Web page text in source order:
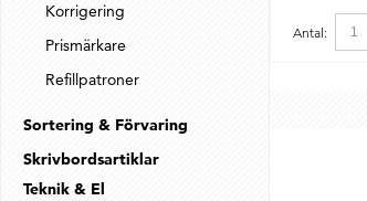
Korrigering
Prismärkare
Refillpatroner
Sortering & Förvaring
Skrivbordsartiklar
Teknik & El
Antal: